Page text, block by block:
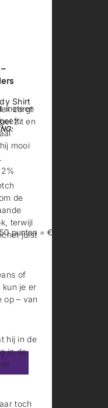
meteen
mooi
de
terwijl
juist
of
kun je er
op – van
hij in de
in de
toch
zorgt
zit en
Shirt
= €5 korting